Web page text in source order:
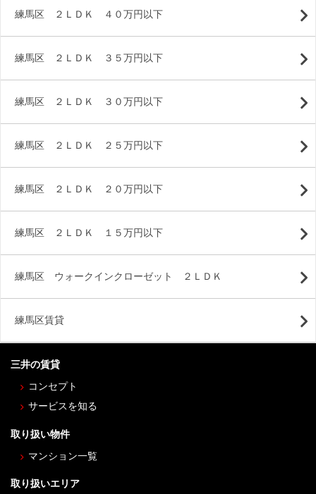
練馬区 ２ＬＤＫ ４０万円以下
練馬区 ２ＬＤＫ ３５万円以下
練馬区 ２ＬＤＫ ３０万円以下
練馬区 ２ＬＤＫ ２５万円以下
練馬区 ２ＬＤＫ ２０万円以下
練馬区 ２ＬＤＫ １５万円以下
練馬区 ウォークインクローゼット ２ＬＤＫ
練馬区賃貸
三井の賃貸
コンセプト
サービスを知る
取り扱い物件
マンション一覧
取り扱いエリア